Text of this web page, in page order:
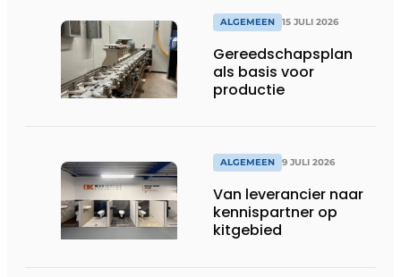
ALGEMEEN 15 JULI 2026
Gereedschapsplan
als basis voor
productie
ALGEMEEN 9 JULI 2026
Van leverancier naar
kennispartner op
kitgebied